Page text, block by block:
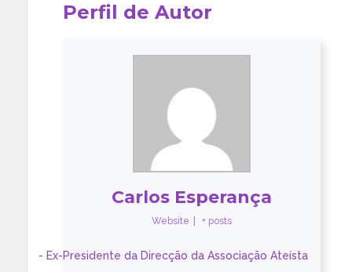
Perfil de Autor
Carlos Esperança
Website + posts
- Ex-Presidente da Direcção da Associação Ateísta